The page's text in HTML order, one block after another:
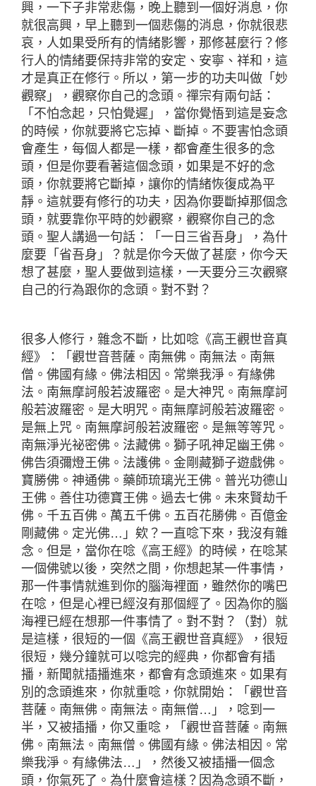
興，一下子非常悲傷，晚上聽到一個好消息，你
就很高興，早上聽到一個悲傷的消息，你就很悲
哀，人如果受所有的情緒影響，那修甚麼行？修
行人的情緒要保持非常的安定、安寧、祥和，這
才是真正在修行。所以，第一步的功夫叫做「妙
觀察」，觀察你自己的念頭。禪宗有兩句話：
「不怕念起，只怕覺遲」，當你覺悟到這是妄念
的時候，你就要將它忘掉、斷掉。不要害怕念頭
會產生，每個人都是一樣，都會產生很多的念
頭，但是你要看著這個念頭，如果是不好的念
頭，你就要將它斷掉，讓你的情緒恢復成為平
靜。這就要有修行的功夫，因為你要斷掉那個念
頭，就要靠你平時的妙觀察，觀察你自己的念
頭。聖人講過一句話：「一日三省吾身」，為什
麼要「省吾身」？就是你今天做了甚麼，你今天
想了甚麼，聖人要做到這樣，一天要分三次觀察
自己的行為跟你的念頭。對不對？
很多人修行，雜念不斷，比如唸《高王觀世音真
經》：「觀世音菩薩。南無佛。南無法。南無
僧。佛國有緣。佛法相因。常樂我淨。有緣佛
法。南無摩訶般若波羅密。是大神咒。南無摩訶
般若波羅密。是大明咒。南無摩訶般若波羅密。
是無上咒。南無摩訶般若波羅密。是無等等咒。
南無淨光祕密佛。法藏佛。獅子吼神足幽王佛。
佛告須彌燈王佛。法護佛。金剛藏獅子遊戲佛。
寶勝佛。神通佛。藥師琉璃光王佛。普光功德山
王佛。善住功德寶王佛。過去七佛。未來賢劫千
佛。千五百佛。萬五千佛。五百花勝佛。百億金
剛藏佛。定光佛…」欸？一直唸下來，我沒有雜
念。但是，當你在唸《高王經》的時候，在唸某
一個佛號以後，突然之間，你想起某一件事情，
那一件事情就進到你的腦海裡面，雖然你的嘴巴
在唸，但是心裡已經沒有那個經了。因為你的腦
海裡已經在想那一件事情了。對不對？（對）就
是這樣，很短的一個《高王觀世音真經》，很短
很短，幾分鐘就可以唸完的經典，你都會有插
播，新聞就插播進來，都會有念頭進來。如果有
別的念頭進來，你就重唸，你就開始：「觀世音
菩薩。南無佛。南無法。南無僧…」，唸到一
半，又被插播，你又重唸，「觀世音菩薩。南無
佛。南無法。南無僧。佛國有緣。佛法相因。常
樂我淨。有緣佛法…」，然後又被插播一個念
頭，你氣死了。為什麼會這樣？因為念頭不斷，